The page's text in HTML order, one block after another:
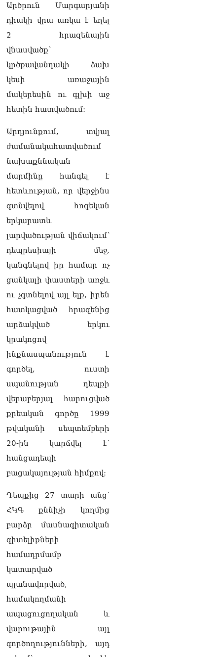
Արծրուն Մարգարյանի
դիակի վրա առկա է եղել
2 հրազենային
վնասվածք՝
կրծքավանդակի ձախ
կեսի առաջային
մակերեսին ու գլխի աջ
հետին հատվածում:
Արդյունքում, տվյալ
ժամանակահատվածում
նախաքննական
մարմինը հանգել է
հետևության, որ վերջինս
գտնվելով հոգեկան
երկարատև
լարվածության վիճակում՝
դեպրեսիայի մեջ,
կանգնելով իր համար ոչ
ցանկալի փաստերի առջև
ու չգտնելով այլ ելք, իրեն
հատկացված հրազենից
արձակված երկու
կրակոցով
ինքնասպանություն է
գործել, ուստի
սպանության դեպքի
վերաբերյալ հարուցված
քրեական գործը 1999
թվականի սեպտեմբերի
20-ին կարճվել է՝
հանցադեպի
բացակայության հիմքով։
Դեպքից 27 տարի անց՝
ՀԿԳ քննիչի կողմից
բարձր մասնագիտական
գիտելիքների
համադրմամբ
կատարված
պլանավորված,
համակողմանի
ապացուցողական և
վարութային այլ
գործողությունների, այդ